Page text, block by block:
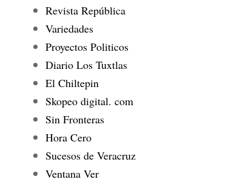
Revista República
Variedades
Proyectos Politicos
Diario Los Tuxtlas
El Chiltepin
Skopeo digital. com
Sin Fronteras
Hora Cero
Sucesos de Veracruz
Ventana Ver